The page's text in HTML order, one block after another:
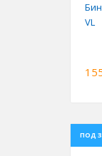
VL
ПОД